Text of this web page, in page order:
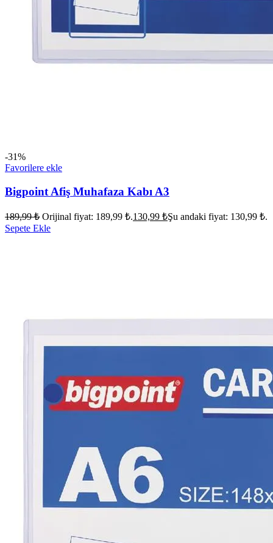
-31%
Favorilere ekle
Bigpoint Afiş Muhafaza Kabı A3
189,99₺ Orijinal fiyat: 189,99 ₺.130,99 ₺Şu andaki fiyat: 130,99 ₺.
Sepete Ekle